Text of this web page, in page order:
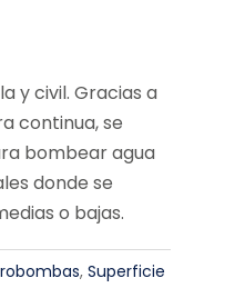
y civil. Gracias a
continua, se
bombear agua
donde se
o bajas.
,Superficie